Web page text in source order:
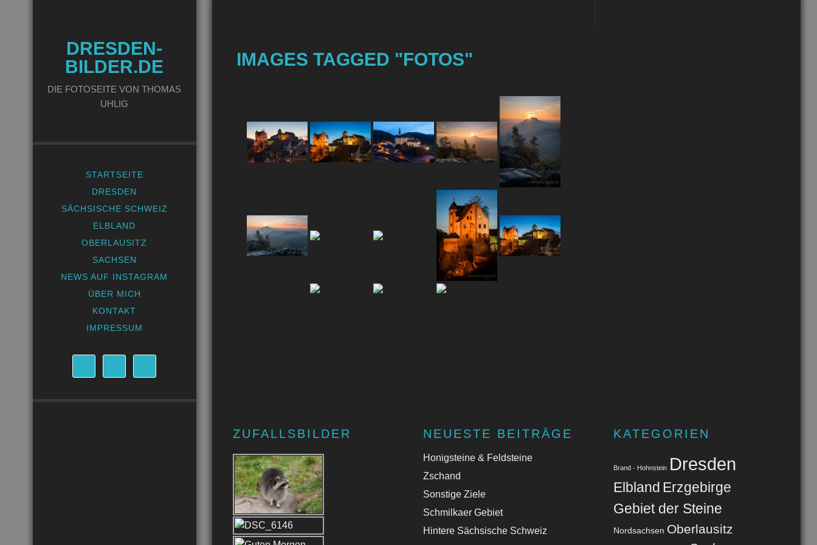
DRESDEN-
BILDER.DE
DIE FOTOSEITE VON THOMAS
UHLIG
STARTSEITE
DRESDEN
SÄCHSISCHE SCHWEIZ
ELBLAND
OBERLAUSITZ
SACHSEN
NEWS AUF INSTAGRAM
ÜBER MICH
KONTAKT
IMPRESSUM
IMAGES TAGGED "FOTOS"
ZUFALLSBILDER NEUESTE BEITRÄGE
Honigsteine & Feldsteine
Zschand
Sonstige Ziele
Schmilkaer Gebiet
Hintere Sächsische Schweiz
KATEGORIEN
Brand - Hohnstein Dresden
Elbland Erzgebirge
Gebiet der Steine
Nordsachsen Oberlausitz